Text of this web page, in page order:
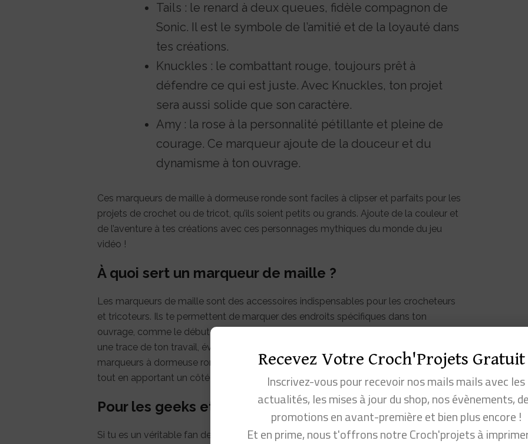
Tails : le renard à deux queues, fidèle compagnon de
Sonic. Il est le symbole de l’amitié et de la loyauté dans
tes créations.
Knuckles : le combattant rouge, toujours prêt à
défendre ce qui est juste. Avec Knuckles, ton projet
sera aussi solide que son caractère.
Amy : la rose à la personnalité pétillante et pleine de
courage. Ce marqueur ajoute de la douceur et du
dynamisme à ton ouvrage.
Ces marqueurs de maille à dormeuse ronde sont faciles à clipser et parfaits pour les
projets de crochet ou de tricot, qu’ils soient petits ou grands. Ajoute de la couleur et
de l’aventure à tes créations avec ces personnages mythiques du monde du jeu
vidéo !
À quoi sert un marqueur de maille ?
Les marqueurs de maille sont des accessoires indispensables pour les crocheteurs
et tricoteurs. Ils te permettent de marquer des endroits spécifiques dans ton
ouvrage, comme le début d’un rang ou un changement de motif. Cela t’aide à garder
une trace de ton travail, éviter les erreurs et organiser facilement ton projet. Nos
marqueurs à dormeuse ronde sont pratiques et sécurisés pour tous les types de fils,
tout en apportant un côté fun et coloré à ton ouvrage.
Pour les geeks et les fans de Sonic !
Si tu es un véritable fan de l’univers de Sonic et de ses amis, ces marqueurs de maille
Recevez Votre Croch'Projets Gratuit
Inscrivez-vous pour recevoir nos mails mails avec les
actualités, les mises à jour du shop, nos évènements,
promotions en avant-première et bien plus encore !
Et en prime, nous t'offrons notre Croch'projets à